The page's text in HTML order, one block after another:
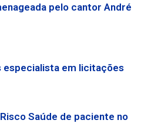
pelo cantor André
especialista em licitações
Saúde de paciente no